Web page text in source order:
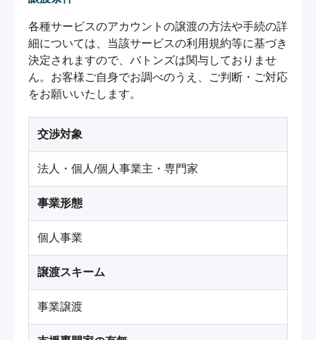
各種サービスのアカウントの譲渡の方法や手続の詳
細については、当該サービスの利用規約等に基づき
決定されますので、バトンズは関与しておりませ
ん。お客様ご自身でお調べのうえ、ご判断・ご対応
をお願いいたします。
交渉対象
法人・個人/個人事業主・専門家
事業形態
個人事業
譲渡スキーム
事業譲渡